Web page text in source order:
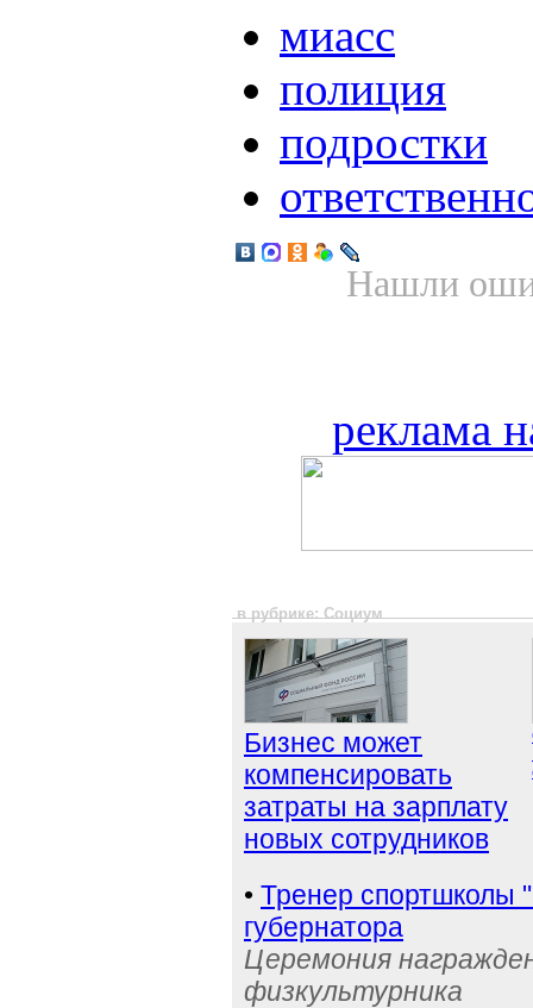
миасс
полиция
подростки
Нашли
реклама
в рубрике: Социум
Бизнес может
компенсировать
затраты на зарплату
новых сотрудников
• Тренер спортшколы
губернатора
Церемония
физкультурника